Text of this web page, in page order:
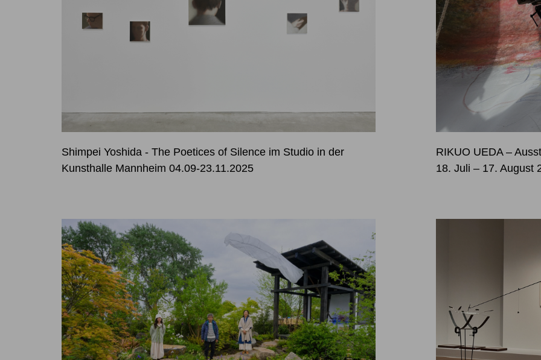
Shimpei Yoshida - The Poetices of Silence im Studio in der
Kunsthalle Mannheim 04.09-23.11.2025
RIKUO UEDA –
18. Juli – 17. August